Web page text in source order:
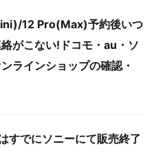
12 Pro(Max)予約後いつ
がこない!ドコモ・au・ソ
ラインショップの確認・
すでにソニーにて販売終了